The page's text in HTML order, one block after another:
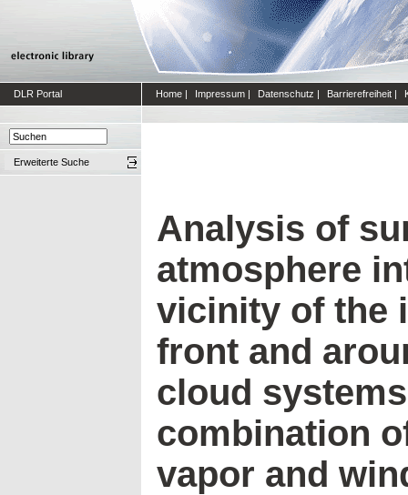
DLR Portal Home | Impressum | Datenschutz | Barrierefreiheit |
Erweiterte Suche
Analysis of
atmosphere
vicinity of the
front and
cloud
combination
vapor and